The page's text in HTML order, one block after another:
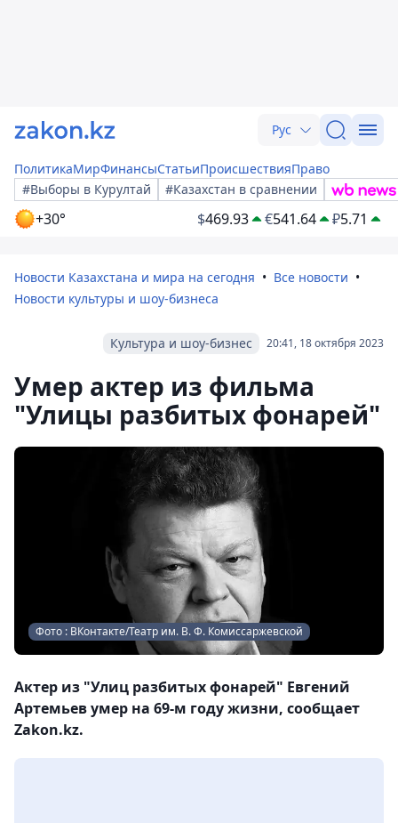
Рус
ПолитикаМирФинансыСтатьиПроисшествияПраво
#Выборы в Курултай
#Казахстан в сравнении
+30° $469.93 €541.64 ₽5.71
Новости Казахстана и мира на сегодня
Все новости
Новости культуры и шоу-бизнеса
20:41, 18 октября 2023
Культура и шоу-бизнес
Умер актер из фильма
"Улицы разбитых фонарей"
Фото : ВКонтакте/Театр им. В. Ф. Комиссаржевской
Актер из "Улиц разбитых фонарей" Евгений
Артемьев умер на 69-м году жизни, сообщает
Zakon.kz.